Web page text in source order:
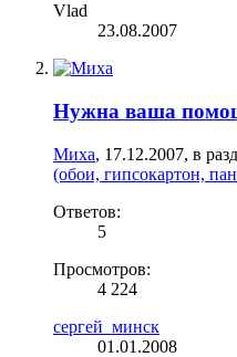
Vlad
23.08.2007
Нужна ваша
Миха, 17.12.2007, в
(обои, гипсокартон,
Ответов:
5
Просмотров:
4 224
сергей_минск
01.01.2008